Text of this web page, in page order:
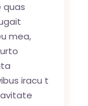
quas
mea,
iracu t